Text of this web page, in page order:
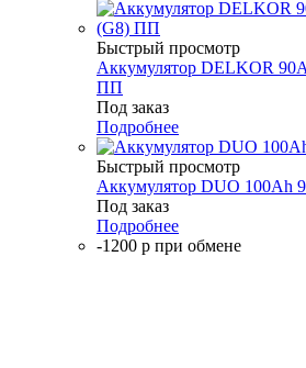
Быстрый просмотр
Аккумулятор DELKOR
ПП
Под заказ
Подробнее
Быстрый просмотр
Аккумулятор DUO 100Аh
Под заказ
Подробнее
-1200 р при обмене